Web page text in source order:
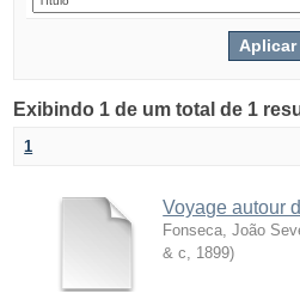
Exibindo 1 de um total de 1
1
Voyage autour
Fonseca, João
& c
1899)